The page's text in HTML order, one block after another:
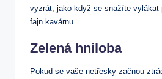
vyzrát, jako když se snažíte vylákat
fajn kavárnu.
Zelená hniloba
Pokud se vaše netřesky začnou